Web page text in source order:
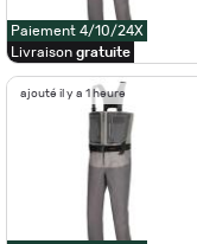
Paiement 4/10/24X
Livraison gratuite
ajouté il y a 1 heure